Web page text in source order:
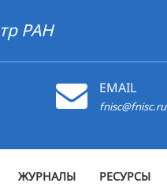
РАН
EMAIL
fnisc@fnisc.ru
ЖУРНАЛЫ РЕСУРСЫ